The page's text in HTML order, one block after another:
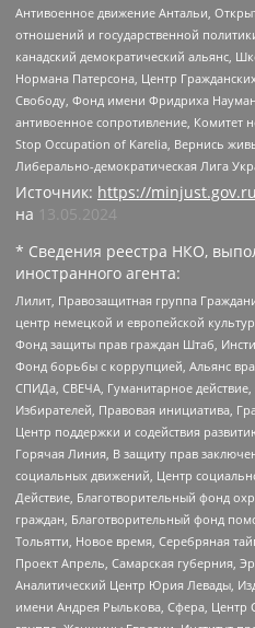
Антивоенное движение Антальи,
отношений и государственной
канадский демократический альянс,
Нормана Патерсона, Центр
Свободу, Фонд имени Фридриха
антивоенное сопротивление, Комитет
Stop Occupation of Karelia, Вернись
Либерально-демократическая Лига
Источник: https://
на
13.05.2024
* Сведения реестра НКО,
иностранного агента:
Лилит, Правозащитная группа
центр немецкой и европейской
Фонд защиты прав граждан Штаб,
Фонд борьбы с коррупцией, Альянс
СПИДа, СВЕЧА, Гуманитарное
Избирателей, Правовая инициатива,
Центр поддержки и содействия
Горячая Линия, В защиту прав
социальных движений, Центр
Действие, Благотворительный фонд
граждан, Благотворительный фонд
Тольятти, Новое время, Серебряная
Проект Апрель, Самарская губерния,
Аналитический Центр Юрия Левады,
имени Андрея Рылькова, Сфера, Центр